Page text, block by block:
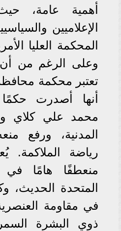
أهمية عامة،
الإعلاميين
المحكمة العليا
وعلى الرغم من أن
تعتبر محكمة
أنها أصدرت حكمًا
محمد علي كلاي
المدنية، ورفع
رياضة الملاكمة.
منعطفًا هامًا في
المتحدة الحديث،
في مقاومة
ذوي البشرة